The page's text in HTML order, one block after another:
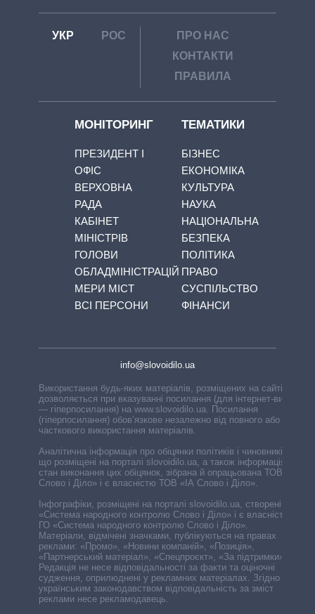
УКР РОС
ПРО НАС
КОНТАКТИ
ПРАВИЛА
МОНІТОРИНГ
ПРЕЗИДЕНТ І
ОФІС
ВЕРХОВНА
РАДА
КАБІНЕТ
МІНІСТРІВ
ГОЛОВИ
ОБЛАДМІНІСТРАЦІЙ
МЕРИ МІСТ
ВСІ ПЕРСОНИ
ТЕМАТИКИ
БІЗНЕС
ЕКОНОМІКА
КУЛЬТУРА
НАУКА
НАЦІОНАЛЬНА
БЕЗПЕКА
ПОЛІТИКА
ПРАВО
СУСПІЛЬСТВО
ФІНАНСИ
info@slovoidilo.ua
Використання будь-яких матеріалів, розміщених на сайті,
дозволяється при вказуванні посилання (для інтернет-видань
— гіперпосилання) на www.slovoidilo.ua. Посилання
(гіперпосилання) обов’язкове незалежно від повного або
часткового використання матеріалів.
Аналітична інформація про обіцянки політиків і чиновників,
що розміщені на порталі slovoidilo.ua, а також інформація про
стан виконання цих обіцянок, зібрана й опрацьована ТОВ «ІА
Слово і Діло» і є власністю ТОВ «ІА Слово і Діло».
Інфографіки, розміщені на порталі slovoidilo.ua, створені ГО
«Система народного контролю Слово і Діло» і є власністю
ГО «Система народного контролю Слово і Діло».
Матеріали, відмічені значками, публікуються на правах
реклами: «Промо», «Новини компаній», «Позиція»,
«Партнерський матеріал», «Спецпроєкт», «За підтримки».
Редакція не несе відповідальності за факти та оціночні
судження, оприлюднені у рекламних матеріалах. Згідно з
українським законодавством відповідальність за зміст
реклами несе рекламодавець.